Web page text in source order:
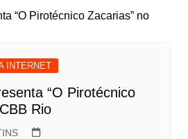
INTERNET
“O Pirotécnico
Rio